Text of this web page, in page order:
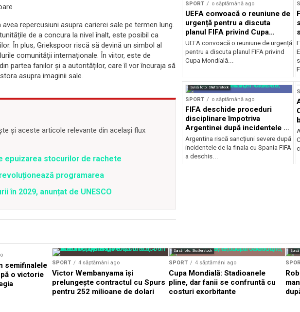
repercusiuni asupra carierei sale pe termen lung.
de a concura la nivel înalt, este posibil ca
În plus, Griekspoor riscă să devină un simbol al
comunității internaționale. În viitor, este de
partea fanilor și a autorităților, care îl vor încuraja să
asupra imaginii sale.
și aceste articole relevante din același flux
epuizarea stocurilor de rachete
programarea
în 2029, anunțat de UNESCO
SPORT o săptămână ago
UEFA convoacă o reuniune de
urgență pentru a discuta
planul FIFA privind Cupa
Mondială
UEFA convoacă o reuniune de urgență
pentru a discuta planul FIFA privind
Cupa Mondială...
Sursă foto: Shutterstock
SPORT o săptămână ago
FIFA deschide proceduri
disciplinare împotriva
Argentinei după incidentele de
la finala cu Spania
Argentina riscă sancțiuni severe după
incidentele de la finala cu Spania FIFA
a deschis...
semifinalele
o victorie
SPORT 4 săptămâni ago
Victor Wembanyama își
prelungește contractul cu Spurs
pentru 252 milioane de dolari
Sursă foto: Shutterstock
SPORT 4 săptămâni ago
Cupa Mondială: Stadioanele
pline, dar fanii se confruntă cu
costuri exorbitante